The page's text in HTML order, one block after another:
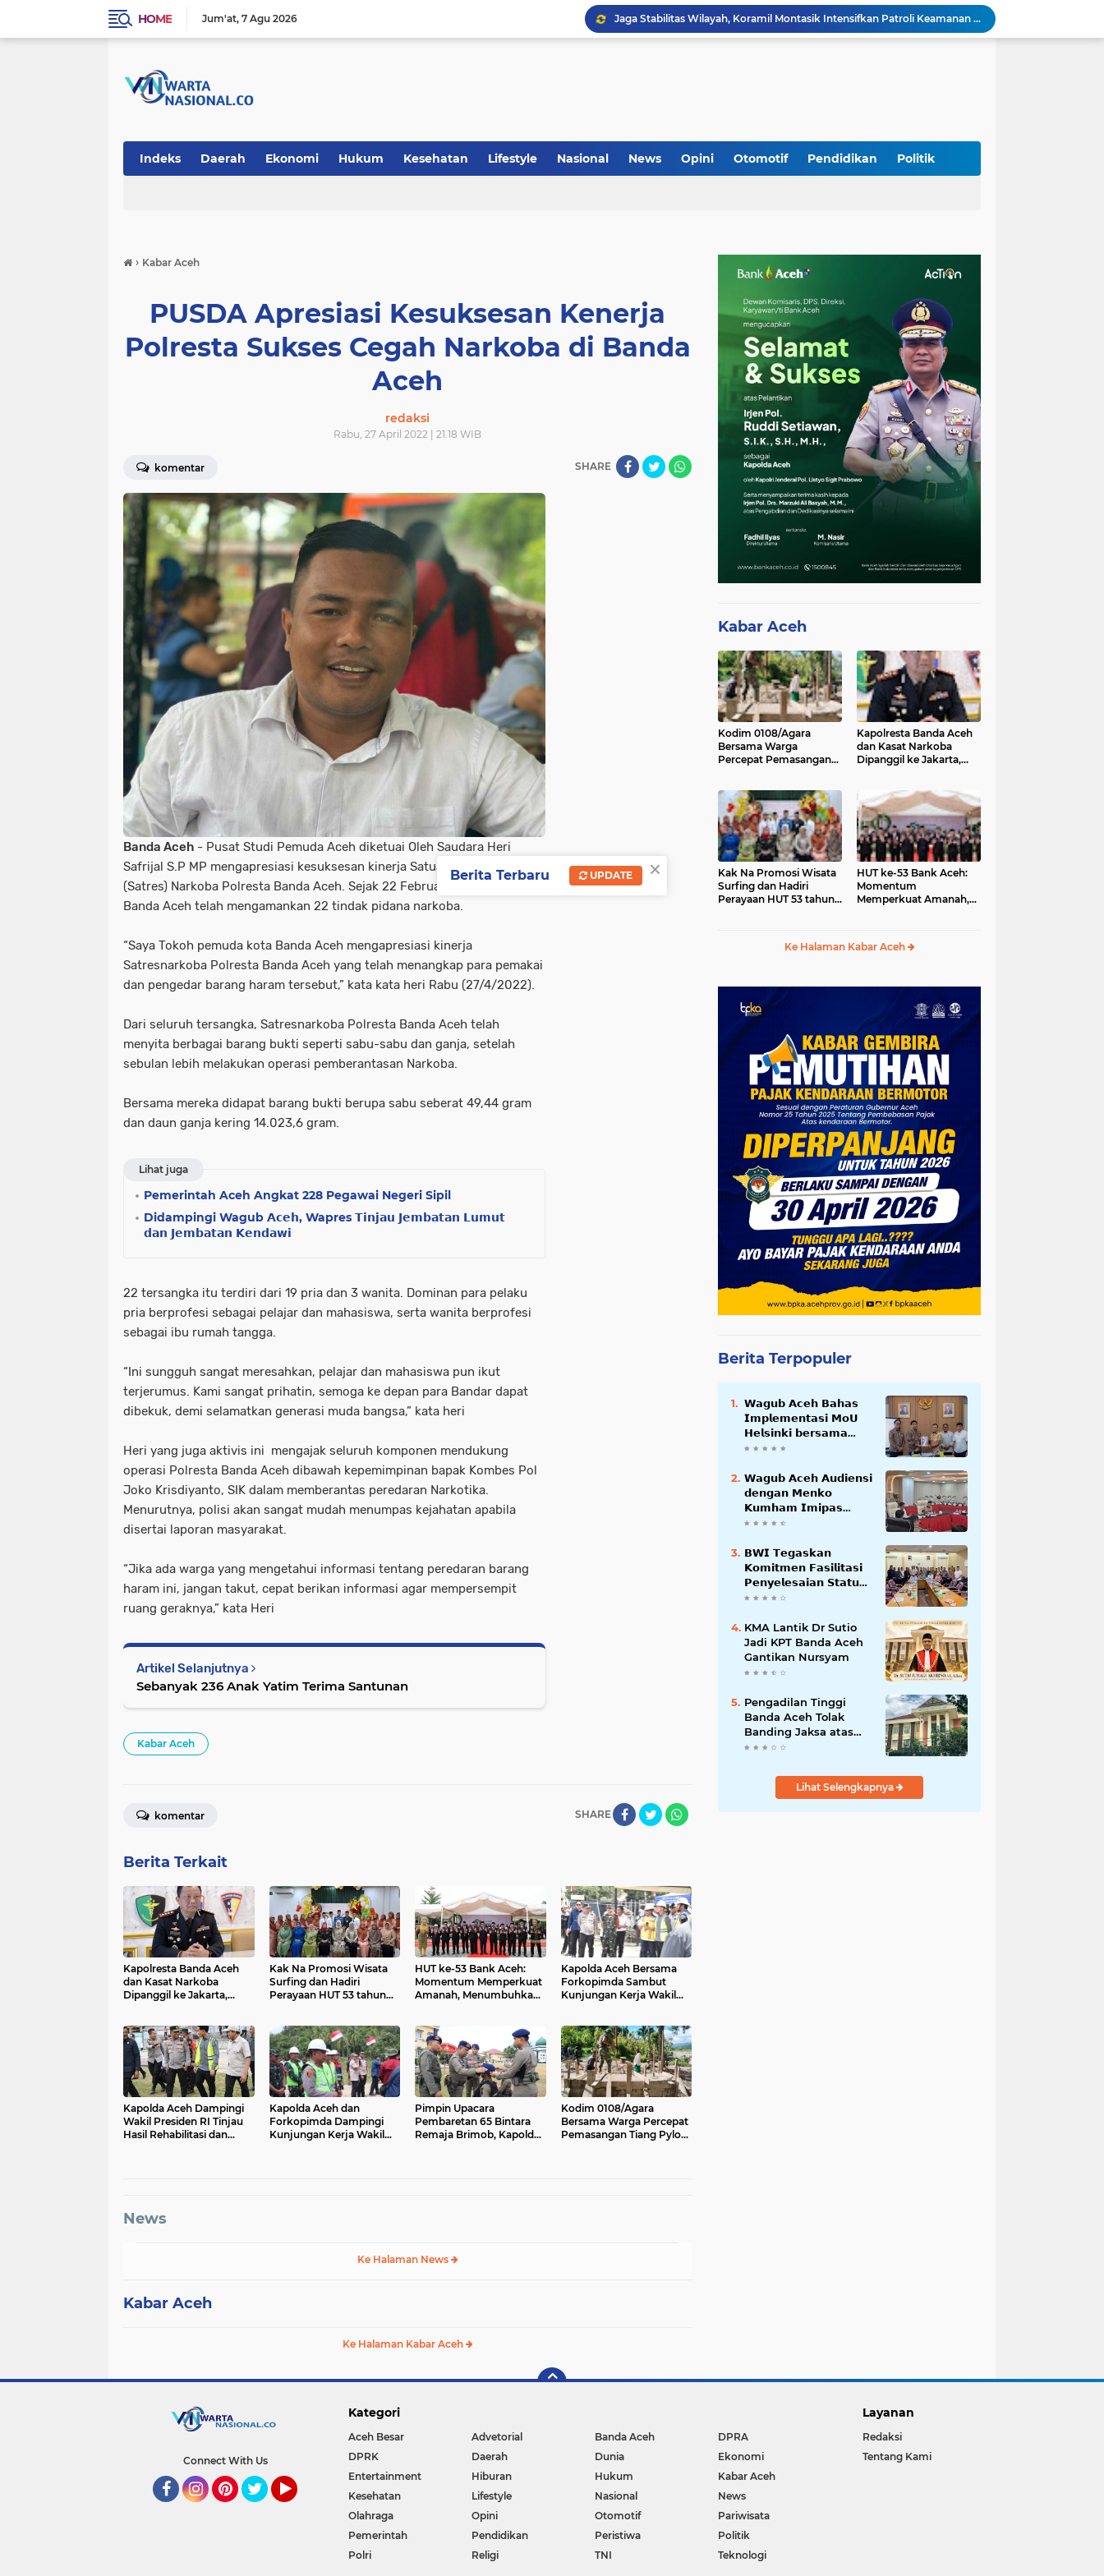
HOME Jum'at 7 Agu 2026
Jaga Stabilitas Wilayah, Koramil Montasik Intensifkan Patroli Keamanan di Desa Binaan
Pimpin Upacara Pembaretan 65 Bintara Remaja Brimob, Kapolda Aceh: Baret Adalah Simbol Kehormatan
Anggota Koramil 05/Mesjid Raya Gelar Acara Lepas Sambut Danramil
Indeks Daerah Ekonomi Hukum Kesehatan Lifestyle Nasional News Opini Otomotif Pendidikan Politik
› Kabar Aceh
PUSDA Apresiasi Kesuksesan Kenerja
Polresta Sukses Cegah Narkoba di Banda
Aceh
redaksi
Rabu, 27 April 2022 | 21.18 WIB
komentar SHARE
Banda Aceh - Pusat Studi Pemuda Aceh diketuai Oleh Saudara Heri
Safrijal S.P MP mengapresiasi kesuksesan kinerja Satuan Reserse
(Satres) Narkoba Polresta Banda Aceh. Sejak 22 Februari 2022, Polresta
Banda Aceh telah mengamankan 22 tindak pidana narkoba.
“Saya Tokoh pemuda kota Banda Aceh mengapresiasi kinerja
Satresnarkoba Polresta Banda Aceh yang telah menangkap para pemakai
dan pengedar barang haram tersebut,” kata kata heri Rabu (27/4/2022).
Dari seluruh tersangka, Satresnarkoba Polresta Banda Aceh telah
menyita berbagai barang bukti seperti sabu-sabu dan ganja, setelah
sebulan lebih melakukan operasi pemberantasan Narkoba.
Bersama mereka didapat barang bukti berupa sabu seberat 49,44 gram
dan daun ganja kering 14.023,6 gram.
Lihat juga
Pemerintah Aceh Angkat 228 Pegawai Negeri Sipil
Didampingi Wagub 𝗔𝗰𝗲𝗵, Wapres 𝗧𝗶𝗻𝗷𝗮𝘂 𝗝𝗲𝗺𝗯𝗮𝘁𝗮𝗻 𝗟𝘂𝗺𝘂𝘁
𝗱𝗮𝗻 𝗝𝗲𝗺𝗯𝗮𝘁𝗮𝗻 𝗞𝗲𝗻𝗱𝗮𝘄𝗶
22 tersangka itu terdiri dari 19 pria dan 3 wanita. Dominan para pelaku
pria berprofesi sebagai pelajar dan mahasiswa, serta wanita berprofesi
sebagai ibu rumah tangga.
“Ini sungguh sangat meresahkan, pelajar dan mahasiswa pun ikut
terjerumus. Kami sangat prihatin, semoga ke depan para Bandar dapat
dibekuk, demi selamatkan generasi muda bangsa,” kata heri
Heri yang juga aktivis ini mengajak seluruh komponen mendukung
operasi Polresta Banda Aceh dibawah kepemimpinan bapak Kombes Pol
Joko Krisdiyanto, SIK dalam memberantas peredaran Narkotika.
Menurutnya, polisi akan sangat mudah menumpas kejahatan apabila
disertai laporan masyarakat.
“Jika ada warga yang mengetahui informasi tentang peredaran barang
haram ini, jangan takut, cepat berikan informasi agar mempersempit
ruang geraknya,” kata Heri
Artikel Selanjutnya
Sebanyak 236 Anak Yatim Terima Santunan
Kabar Aceh
SHARE
komentar
Berita Terkait
Kapolresta Banda Aceh
dan Kasat Narkoba
Dipanggil ke Jakarta,
Kak Na Promosi Wisata
Surfing dan Hadiri
Perayaan HUT 53 tahun
HUT ke-53 Bank Aceh:
Momentum Memperkuat
Amanah, Menumbuhkan
Kapolda Aceh Bersama
Forkopimda Sambut
Kunjungan Kerja Wakil
Kapolda Aceh Dampingi
Wakil Presiden RI Tinjau
Hasil Rehabilitasi dan
Kapolda Aceh dan
Forkopimda Dampingi
Kunjungan Kerja Wakil
Pimpin Upacara
Pembaretan 65 Bintara
Remaja Brimob, Kapolda
Kodim 0108/Agara
Bersama Warga Percepat
Pemasangan Tiang Pylon
News
Ke Halaman News
Kabar Aceh
Ke Halaman Kabar Aceh
Kabar Aceh
Kodim 0108/Agara
Bersama Warga
Percepat Pemasangan
Ger-Ger Aceh Tenggara
Kapolresta Banda Aceh
dan Kasat Narkoba
Dipanggil ke Jakarta,
Kak Na Promosi Wisata
Surfing dan Hadiri
Perayaan HUT 53 tahun
HUT ke-53 Bank Aceh:
Momentum
Memperkuat Amanah,
Ke Halaman Kabar Aceh
Berita Terpopuler
𝗪𝗮𝗴𝘂𝗯 𝗔𝗰𝗲𝗵 𝗕𝗮𝗵𝗮𝘀
𝗜𝗺𝗽𝗹𝗲𝗺𝗲𝗻𝘁𝗮𝘀𝗶 𝗠𝗼𝗨
𝗛𝗲𝗹𝘀𝗶𝗻𝗸𝗶 𝗯𝗲𝗿𝘀𝗮𝗺𝗮
𝗦𝗲𝗸𝗿𝗲𝘁𝗮𝗿𝗶𝗮𝘁 𝗡𝗲𝗴𝗮𝗿𝗮
𝗪𝗮𝗴𝘂𝗯 𝗔𝗰𝗲𝗵 𝗔𝘂𝗱𝗶𝗲𝗻𝘀𝗶
𝗱𝗲𝗻𝗴𝗮𝗻 𝗠𝗲𝗻𝗸𝗼
𝗞𝘂𝗺𝗵𝗮𝗺 𝗜𝗺𝗶𝗽𝗮𝘀
𝗧𝗲𝗿𝗸𝗮𝗶𝘁 𝗦𝘁𝗮𝘁𝘂𝘀 𝗪𝗮𝗸𝗮𝗳
𝗕𝗪𝗜 𝗧𝗲𝗴𝗮𝘀𝗸𝗮𝗻
𝗞𝗼𝗺𝗶𝘁𝗺𝗲𝗻 𝗙𝗮𝘀𝗶𝗹𝗶𝘁𝗮𝘀𝗶
𝗣𝗲𝗻𝘆𝗲𝗹𝗲𝘀𝗮𝗶𝗮𝗻 𝗦𝘁𝗮𝘁𝘂𝘀
𝗪𝗮𝗸𝗮𝗳 𝗕𝗹𝗮𝗻𝗴 𝗣𝗮𝗱𝗮𝗻𝗴
KMA Lantik Dr Sutio
Jadi KPT Banda Aceh
Gantikan Nursyam
Pengadilan Tinggi
Banda Aceh Tolak
Banding Jaksa atas
Putusan Bebas Kasus
Lihat Selengkapnya
Connect With Us
Kategori
Aceh Besar Advetorial Banda Aceh
DPRA
DPRK
Daerah Dunia
Ekonomi
Entertainment
Hiburan Hukum
Kabar Aceh
Kesehatan
Lifestyle Nasional
News
Olahraga
Opini Otomotif
Pariwisata
Pemerintah
Pendidikan Peristiwa
Politik
Polri
Religi TNI Teknologi
Layanan
Redaksi
Tentang Kami
×
Berita Terbaru UPDATE